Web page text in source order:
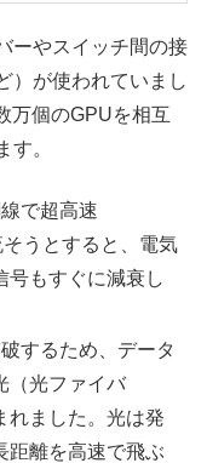
ーやスイッチ間の接
）が使われていまし
万個のGPUを相互
す。
で超高速
そうとすると、電気
号もすぐに減衰し
するため、データ
（光ファイバ
れました。光は発
距離を高速で飛ぶ